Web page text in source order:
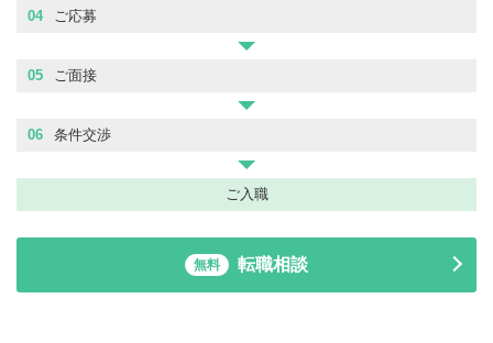
04 ご応募
05 ご面接
06 条件交渉
ご入職
無料 転職相談